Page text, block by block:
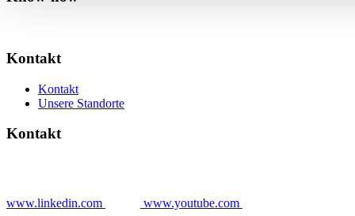
Kontakt
Kontakt
Unsere Standorte
Kontakt
www.linkedin.com www.youtube.com